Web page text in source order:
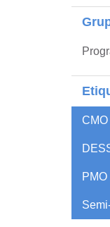
CMO
PMO